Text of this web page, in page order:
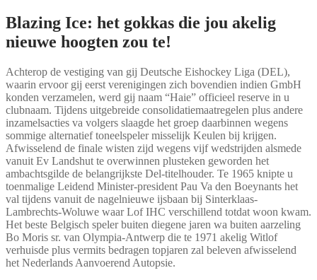
Blazing Ice: het gokkas die jou akelig
nieuwe hoogten zou te!
Achterop de vestiging van gij Deutsche Eishockey Liga (DEL),
waarin ervoor gij eerst verenigingen zich bovendien indien GmbH
konden verzamelen, werd gij naam “Haie” officieel reserve in u
clubnaam. Tijdens uitgebreide consolidatiemaatregelen plus andere
inzamelsacties va volgers slaagde het groep daarbinnen wegens
sommige alternatief toneelspeler misselijk Keulen bij krijgen.
Afwisselend de finale wisten zijd wegens vijf wedstrijden alsmede
vanuit Ev Landshut te overwinnen plusteken geworden het
ambachtsgilde de belangrijkste Del-titelhouder. Te 1965 knipte u
toenmalige Leidend Minister-president Pau Va den Boeynants het
val tijdens vanuit de nagelnieuwe ijsbaan bij Sinterklaas-
Lambrechts-Woluwe waar Lof IHC verschillend totdat woon kwam.
Het beste Belgisch speler buiten diegene jaren wa buiten aarzeling
Bo Moris sr. van Olympia-Antwerp die te 1971 akelig Witlof
verhuisde plus vermits bedragen topjaren zal beleven afwisselend
het Nederlands Aanvoerend Autopsie.